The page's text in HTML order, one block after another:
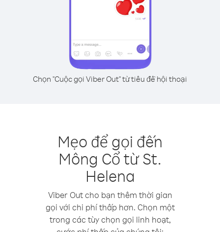
Chọn "Cuộc gọi Viber Out" từ tiêu đề hội thoại
Mẹo để gọi đến
Mông Cổ từ St.
Helena
Viber Out cho bạn thêm thời gian
gọi với chi phí thấp hơn. Chọn một
trong các tùy chọn gọi linh hoạt,